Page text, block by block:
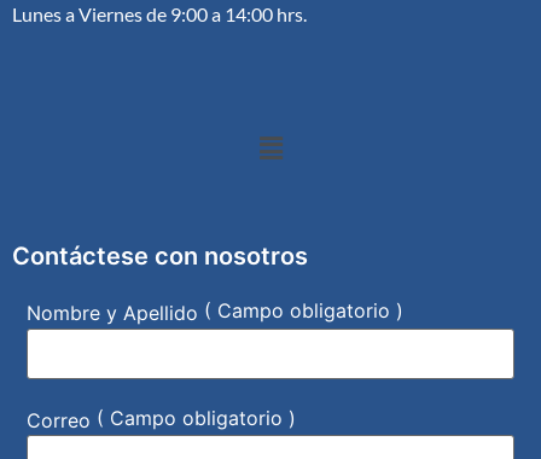
Lunes a Viernes de 9:00 a 14:00 hrs.
Contáctese con nosotros
Nombre y Apellido ( Campo obligatorio )
Correo ( Campo obligatorio )